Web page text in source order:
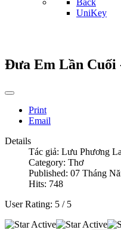
Back
UniKey
Đưa Em Lần Cuối
Print
Email
Details
Tác giả: Lưu Phương
Category: Thơ
Published: 07 Tháng
Hits: 748
User Rating: 5 / 5